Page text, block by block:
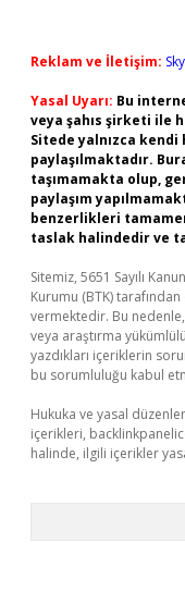
Reklam ve İletişim:
Yasal Uyarı: Bu
veya şahıs şirketi ile
Sitede yalnızca kendi
paylaşılmaktadır.
taşımamakta olup,
paylaşım
benzerlikleri
taslak halindedir ve
Sitemiz, 5651 Sayılı
Kurumu (BTK)
vermektedir. Bu
veya araştırma
yazdıkları içeriklerin
bu sorumluluğu kabul
Hukuka ve yasal
içerikleri,
halinde, ilgili içerikler